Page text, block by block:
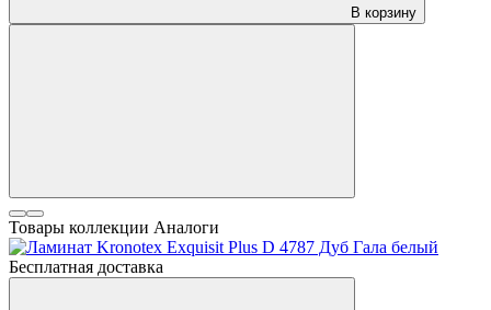
В корзину
Товары коллекции Аналоги
Бесплатная доставка